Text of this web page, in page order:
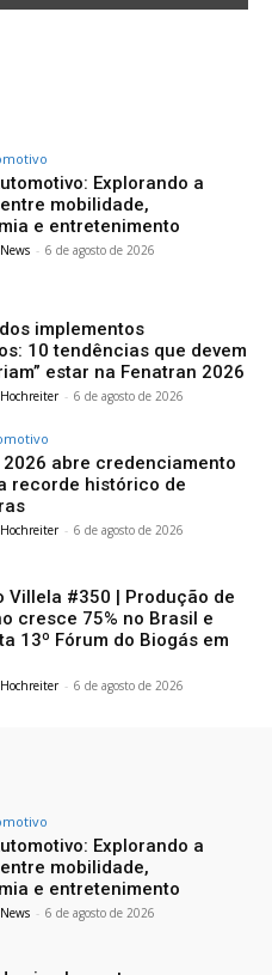
Explorando a
mobilidade,
e entretenimento
- 6 de agosto de 2026
implementos
10 tendências que devem
estar na Fenatran 2026
- 6 de agosto de 2026
2026 abre credenciamento
recorde histórico de
- 6 de agosto de 2026
Villela #350 | Produção de
cresce 75% no Brasil e
13º Fórum do Biogás em
- 6 de agosto de 2026
Explorando a
mobilidade,
e entretenimento
- 6 de agosto de 2026